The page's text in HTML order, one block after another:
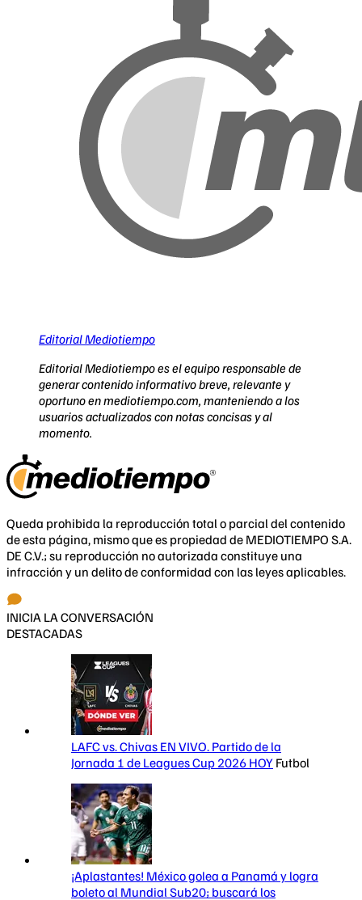
Editorial Mediotiempo
Editorial Mediotiempo es el equipo responsable de
generar contenido informativo breve, relevante y
oportuno en mediotiempo.com, manteniendo a los
usuarios actualizados con notas concisas y al
momento.
Queda prohibida la reproducción total o parcial del contenido
de esta página, mismo que es propiedad de MEDIOTIEMPO S.A.
DE C.V.; su reproducción no autorizada constituye una
infracción y un delito de conformidad con las leyes aplicables.
INICIA LA CONVERSACIÓN
DESTACADAS
LAFC vs. Chivas EN VIVO. Partido de la
Jornada 1 de Leagues Cup 2026 HOY Futbol
¡Aplastantes! México golea a Panamá y logra
boleto al Mundial Sub20; buscará los